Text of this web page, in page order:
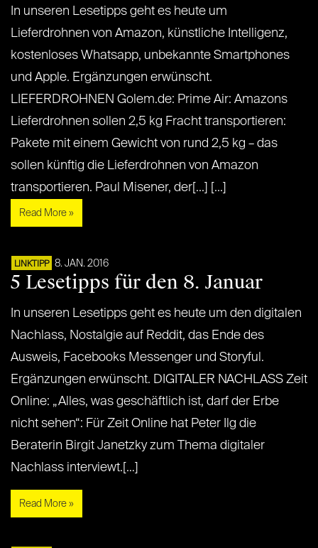
In unseren Lesetipps geht es heute um
Lieferdrohnen von Amazon, künstliche Intelligenz,
kostenloses Whatsapp, unbekannte Smartphones
und Apple. Ergänzungen erwünscht.
LIEFERDROHNEN Golem.de: Prime Air: Amazons
Lieferdrohnen sollen 2,5 kg Fracht transportieren:
Pakete mit einem Gewicht von rund 2,5 kg – das
sollen künftig die Lieferdrohnen von Amazon
transportieren. Paul Misener, der[...] [...]
Read More »
LINKTIPP 8. JAN. 2016
5 Lesetipps für den 8. Januar
In unseren Lesetipps geht es heute um den digitalen
Nachlass, Nostalgie auf Reddit, das Ende des
Ausweis, Facebooks Messenger und Storyful.
Ergänzungen erwünscht. DIGITALER NACHLASS Zeit
Online: „Alles, was geschäftlich ist, darf der Erbe
nicht sehen“: Für Zeit Online hat Peter Ilg die
Beraterin Birgit Janetzky zum Thema digitaler
Nachlass interviewt.[…]
Read More »